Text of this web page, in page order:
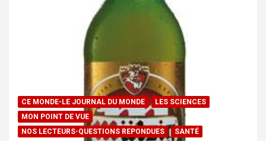
CE MONDE-LE JOURNAL DU MONDE
LES SCIENCES
MON POINT DE VUE
NOS LECTEURS-QUESTIONS REPONDUES
SANTÉ